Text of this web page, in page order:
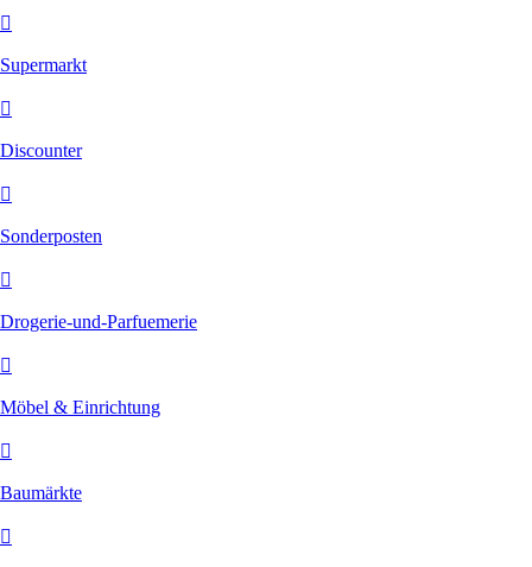
Supermarkt
Discounter
Sonderposten
Drogerie-und-Parfuemerie
Möbel & Einrichtung
Baumärkte